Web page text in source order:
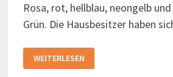
Rosa, rot, hellblau, neongelb
Grün. Die Hausbesitzer haben
ZAUBERHAFTE
WESTPORT
WEITERLESEN